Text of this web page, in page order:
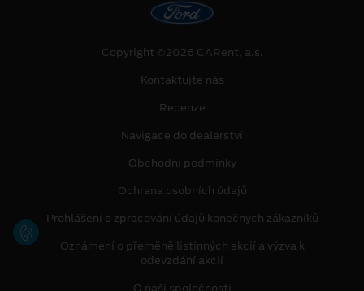
Copyright ©2026 CARent, a.s.
Kontaktujte nás
Recenze
Navigace do dealerství
Obchodní podmínky
Ochrana osobních údajů
Prohlášení o zpracování údajů konečných zákazníků
Oznámení o přeměně listinných akcií a výzva k
odevzdání akcií